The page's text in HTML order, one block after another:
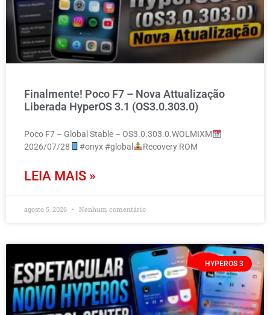
Finalmente! Poco F7 – Nova Attualização
Liberada HyperOS 3.1 (OS3.0.303.0)
Poco F7 – Global Stable – OS3.0.303.0.WOLMIXM
2026/07/28
#onyx #global Recovery ROM
LEIA MAIS »
agosto 5, 2026 Nenhum comentário
HYPEROS 3